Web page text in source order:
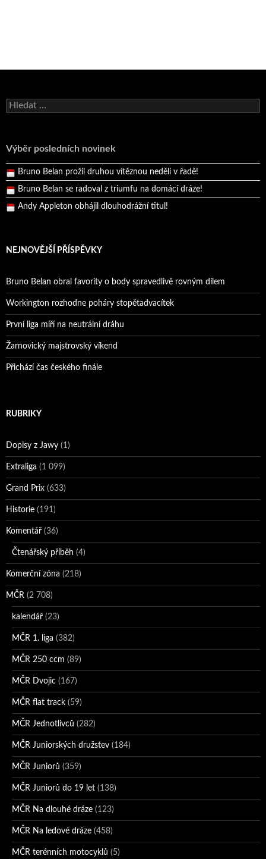
Vyhledávání
Výběr posledních novinek
Bruno Belan se radoval z triumfu na domácí dráze!
Pražský přebor neskrblil překvapeními!
Bruno Belan prožil druhou vítěznou neděli v řadě!
Bruno Belan se radoval z triumfu na domácí dráze!
Andy Appleton obhájil dlouhodrážní titul!
NEJNOVĚJŠÍ PŘÍSPĚVKY
Bruno Belan obral favority o body spravedlivě rovným dílem
Workington rozhodne poháry stopětadvacítek
První liga míří na neutrální dráhu
Žarnovický majstrovský víkend
Přichází čas českého finále
RUBRIKY
Dopisy z Jawy (1)
Extraliga (1 099)
Grand Prix (633)
Historie (191)
Komentář (36)
Čtenářský příběh (4)
Komerční zóna (218)
MČR (2 708)
kalendář (23)
MČR 1. liga (382)
MČR 250 ccm (89)
MČR Dvojic (167)
MČR flat track (59)
MČR Jednotlivců (282)
MČR Juniorských družstev (184)
MČR Juniorů (359)
MČR Juniorů do 19 let (138)
MČR Na dlouhé dráze (123)
MČR Na ledové dráze (458)
MČR terénních motocyklů (5)